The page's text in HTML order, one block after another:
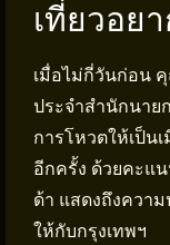
เที่ยวอย
เมื่อไม่กี่วันก่อน
ประจำสำนักนาย
การโหวตให้เป็น
อีกครั้ง ด้วยคะแ
ด้า แสดงถึงควา
ให้กับกรุงเทพฯ